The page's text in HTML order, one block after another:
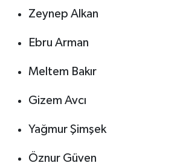
Zeynep Alkan
Ebru Arman
Meltem Bakır
Gizem Avcı
Yağmur Şimşek
Öznur Güven